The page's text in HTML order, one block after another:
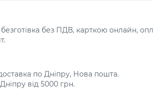
безготівка без ПДВ, карткою онлайн,
по Дніпру, Нова пошта.
від 5000 грн.